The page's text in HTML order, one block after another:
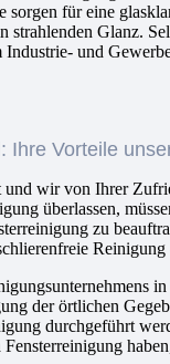
sorgen für eine
strahlenden Glanz.
und
Ihre Vorteile
und wir von Ihrer
überlassen,
zu
der örtlichen
durchgeführt